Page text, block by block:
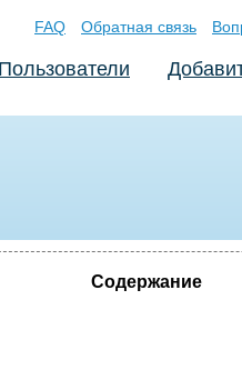
FAQ Обратная связь
Пользователи
Содержание